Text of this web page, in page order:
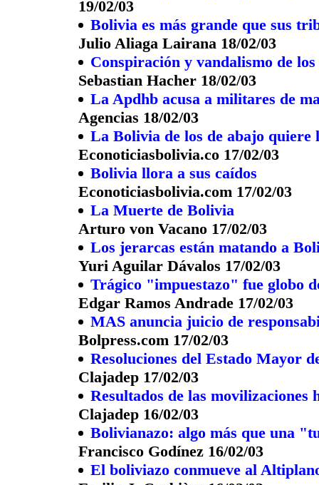
19/02/03
Bolivia es más grande que sus
Julio Aliaga Lairana 18/02/03
Conspiración y vandalismo de
Sebastian Hacher 18/02/03
La Apdhb acusa a militares de
Agencias 18/02/03
La Bolivia de los de abajo quiere
Econoticiasbolivia.co 17/02/03
Bolivia llora a sus caídos
Econoticiasbolivia.com 17/02/03
La Muerte de Bolivia
Arturo von Vacano 17/02/03
Los jerarcas están matando a
Yuri Aguilar Dávalos 17/02/03
Trágico "impuestazo" fue globo
Edgar Ramos Andrade 17/02/03
MAS anuncia juicio de
Bolpress.com 17/02/03
Resoluciones del Estado Mayor
Clajadep 17/02/03
Resultados de las movilizaciones
Clajadep 16/02/03
Bolivianazo: algo más que una
Francisco Godínez 16/02/03
El boliviazo conmueve al